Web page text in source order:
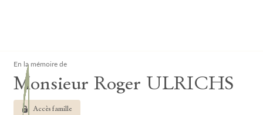
En la mémoire de
Monsieur Roger ULRICHS
Accès famille